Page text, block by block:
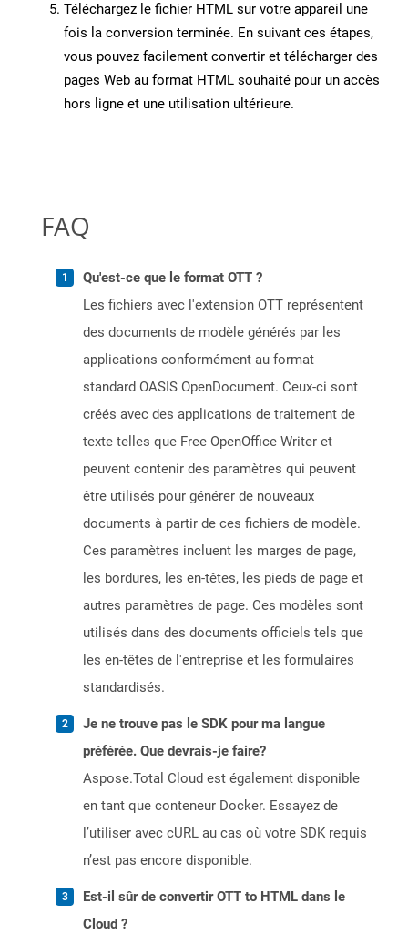
Téléchargez le fichier HTML sur votre appareil une
fois la conversion terminée. En suivant ces étapes,
vous pouvez facilement convertir et télécharger des
pages Web au format HTML souhaité pour un accès
hors ligne et une utilisation ultérieure.
FAQ
Qu'est-ce que le format OTT ?
Les fichiers avec l'extension OTT représentent
des documents de modèle générés par les
applications conformément au format
standard OASIS OpenDocument. Ceux-ci sont
créés avec des applications de traitement de
texte telles que Free OpenOffice Writer et
peuvent contenir des paramètres qui peuvent
être utilisés pour générer de nouveaux
documents à partir de ces fichiers de modèle.
Ces paramètres incluent les marges de page,
les bordures, les en-têtes, les pieds de page et
autres paramètres de page. Ces modèles sont
utilisés dans des documents officiels tels que
les en-têtes de l'entreprise et les formulaires
standardisés.
Je ne trouve pas le SDK pour ma langue
préférée. Que devrais-je faire?
Aspose.Total Cloud est également disponible
en tant que conteneur Docker. Essayez de
l’utiliser avec cURL au cas où votre SDK requis
n’est pas encore disponible.
Est-il sûr de convertir OTT to HTML dans le
Cloud ?